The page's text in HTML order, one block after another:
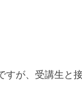
が、受講生と